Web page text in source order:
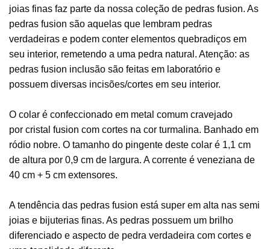
joias finas faz parte da nossa coleção de pedras fusion. As
pedras fusion são aquelas que lembram pedras
verdadeiras e podem conter elementos quebradiços em
seu interior, remetendo a uma pedra natural. Atenção: as
pedras fusion inclusão são feitas em laboratório e
possuem diversas incisões/cortes em seu interior.
O colar é confeccionado em metal comum cravejado
por cristal fusion com cortes na cor turmalina. Banhado em
ródio nobre. O tamanho do pingente deste colar é 1,1 cm
de altura por 0,9 cm de largura. A corrente é veneziana de
40 cm + 5 cm extensores.
A tendência das pedras fusion está super em alta nas semi
joias e bijuterias finas. As pedras possuem um brilho
diferenciado e aspecto de pedra verdadeira com cortes e